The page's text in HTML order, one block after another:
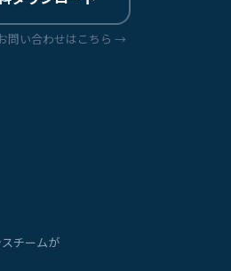
問い合わせはこちら →
チームが